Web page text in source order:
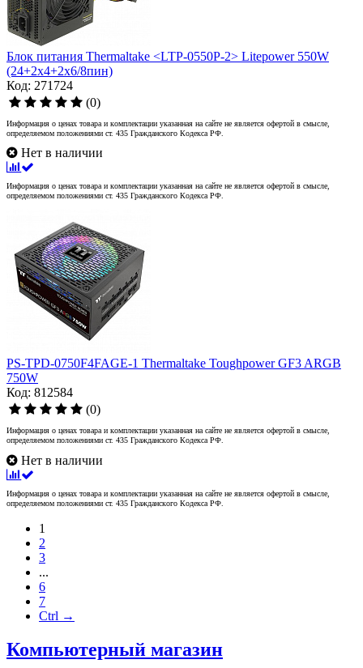
Блок питания Thermaltake <LTP-0550P-2> Litepower 550W
(24+2x4+2х6/8пин)
Код: 271724
(0)
Информация о ценах товара и комплектации указанная на сайте не является офертой в смысле,
определяемом положениями ст. 435 Гражданского Кодекса РФ.
Нет в наличии
Информация о ценах товара и комплектации указанная на сайте не является офертой в смысле,
определяемом положениями ст. 435 Гражданского Кодекса РФ.
PS-TPD-0750F4FAGE-1 Thermaltake Toughpower GF3 ARGB
750W
Код: 812584
(0)
Информация о ценах товара и комплектации указанная на сайте не является офертой в смысле,
определяемом положениями ст. 435 Гражданского Кодекса РФ.
Нет в наличии
Информация о ценах товара и комплектации указанная на сайте не является офертой в смысле,
определяемом положениями ст. 435 Гражданского Кодекса РФ.
1
2
3
...
6
7
Ctrl →
Компьютерный магазин